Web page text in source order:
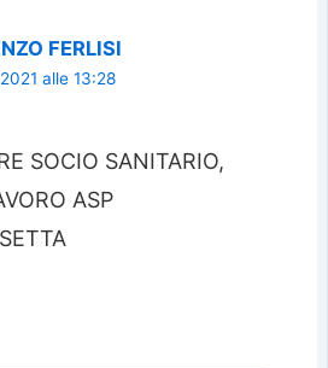
FERLISI
alle 13:28
SOCIO SANITARIO,
ASP